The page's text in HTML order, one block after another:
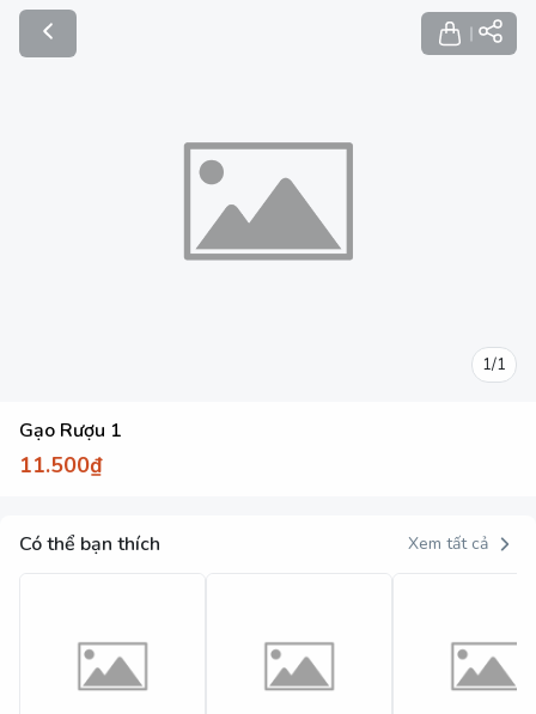
1/1
Gạo Rượu 1
11.500₫
Có thể bạn thích Xem tất cả